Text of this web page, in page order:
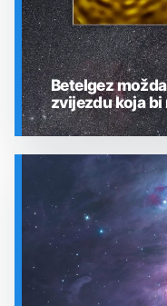
Betelgez
zvijezdu koja